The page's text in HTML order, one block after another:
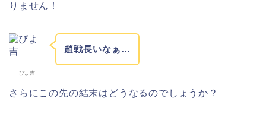
りません！
ぴよ吉
趙戦長いなぁ…
さらにこの先の結末はどうなるのでしょうか？